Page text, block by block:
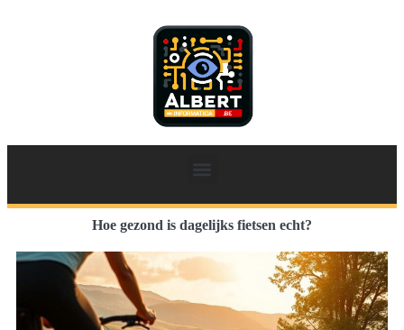
Hoe gezond is dagelijks fietsen echt?